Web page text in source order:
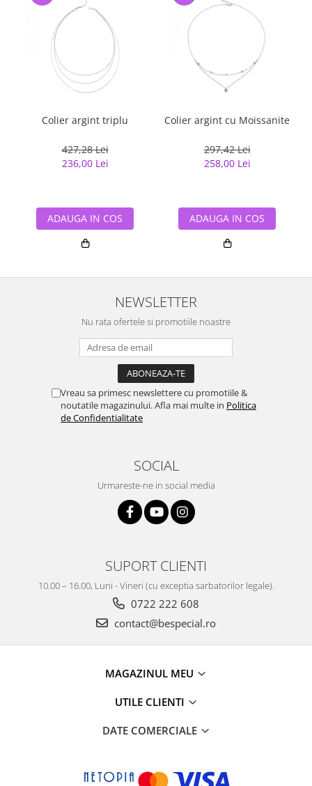
Colier argint triplu
427,28 Lei
236,00 Lei
ADAUGA IN COS
Colier argint cu Moissanite
297,42 Lei
258,00 Lei
ADAUGA IN COS
NEWSLETTER
Nu rata ofertele si promotiile noastre
Vreau sa primesc newslettere cu promotiile &
noutatile magazinului. Afla mai multe in Politica
de Confidentialitate
SOCIAL
Urmareste-ne in social media
SUPORT CLIENTI
10.00 – 16.00, Luni - Vineri (cu exceptia sarbatorilor legale).
0722 222 608
contact@bespecial.ro
MAGAZINUL MEU
UTILE CLIENTI
DATE COMERCIALE